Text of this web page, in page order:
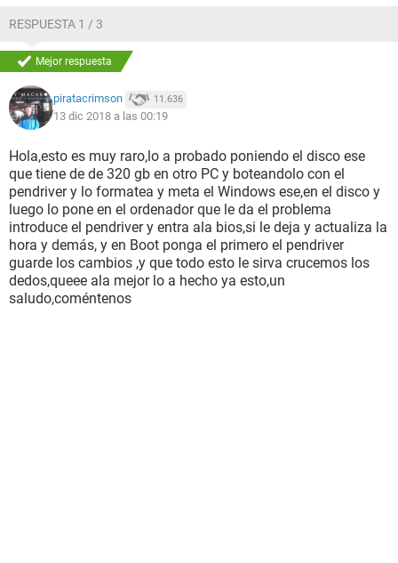
logo y anda con normalidad, no inicia windows porque me
equipo con otros drivers. Dicho esto que me pueden decir
con respecto a la falla al cliente porque obviamente si yo
tengo dudas el cliente tendra mil dudas mas, y ya hemos
cambiado la fuente que estaba dañada y no quiero que
piense que estoy sacandole dinero por maldad. Espero
pronta respuesta de personas con experiencia que no me
repitan algo que ya hice porque como veran, lo he hecho
casi todo.
RESPUESTA 1 / 3
Mejor respuesta
piratacrimson 11.636
13 dic 2018 a las 00:19
Hola,esto es muy raro,lo a probado poniendo el disco ese
que tiene de de 320 gb en otro PC y boteandolo con el
pendriver y lo formatea y meta el Windows ese,en el disco y
luego lo pone en el ordenador que le da el problema
introduce el pendriver y entra ala bios,si le deja y actualiza la
hora y demás, y en Boot ponga el primero el pendriver
guarde los cambios ,y que todo esto le sirva crucemos los
dedos,queee ala mejor lo a hecho ya esto,un
saludo,coméntenos